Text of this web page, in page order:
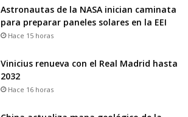
Astronautas de la NASA inician caminata
para preparar paneles solares en la EEI
Hace 15 horas
Vinicius renueva con el Real Madrid hasta
2032
Hace 16 horas